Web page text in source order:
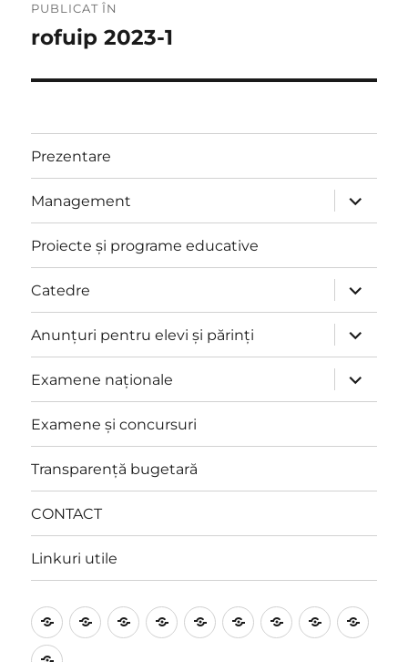
în
PUBLICAT ÎN
rofuip 2023-1
Prezentare
Management
extinde
meniul
copil
Proiecte și programe educative
Catedre
extinde
meniul
copil
Anunțuri pentru elevi și părinți
extinde
meniul
copil
Examene naționale
extinde
meniul
copil
Examene și concursuri
Transparență bugetară
CONTACT
Linkuri utile
PrezentareManagement
ProiecteCatedreAnunțuriExameneExamene
Linkuri